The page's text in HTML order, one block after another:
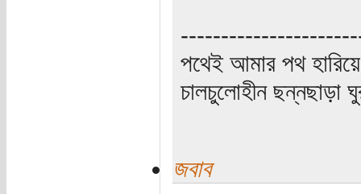
পথেই আমার পথ হারিয়ে
চালচুলোহীন ছন্নছাড়া
জবাব